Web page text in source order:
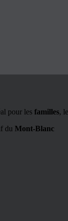
pour les familles,
du Mont-Blanc